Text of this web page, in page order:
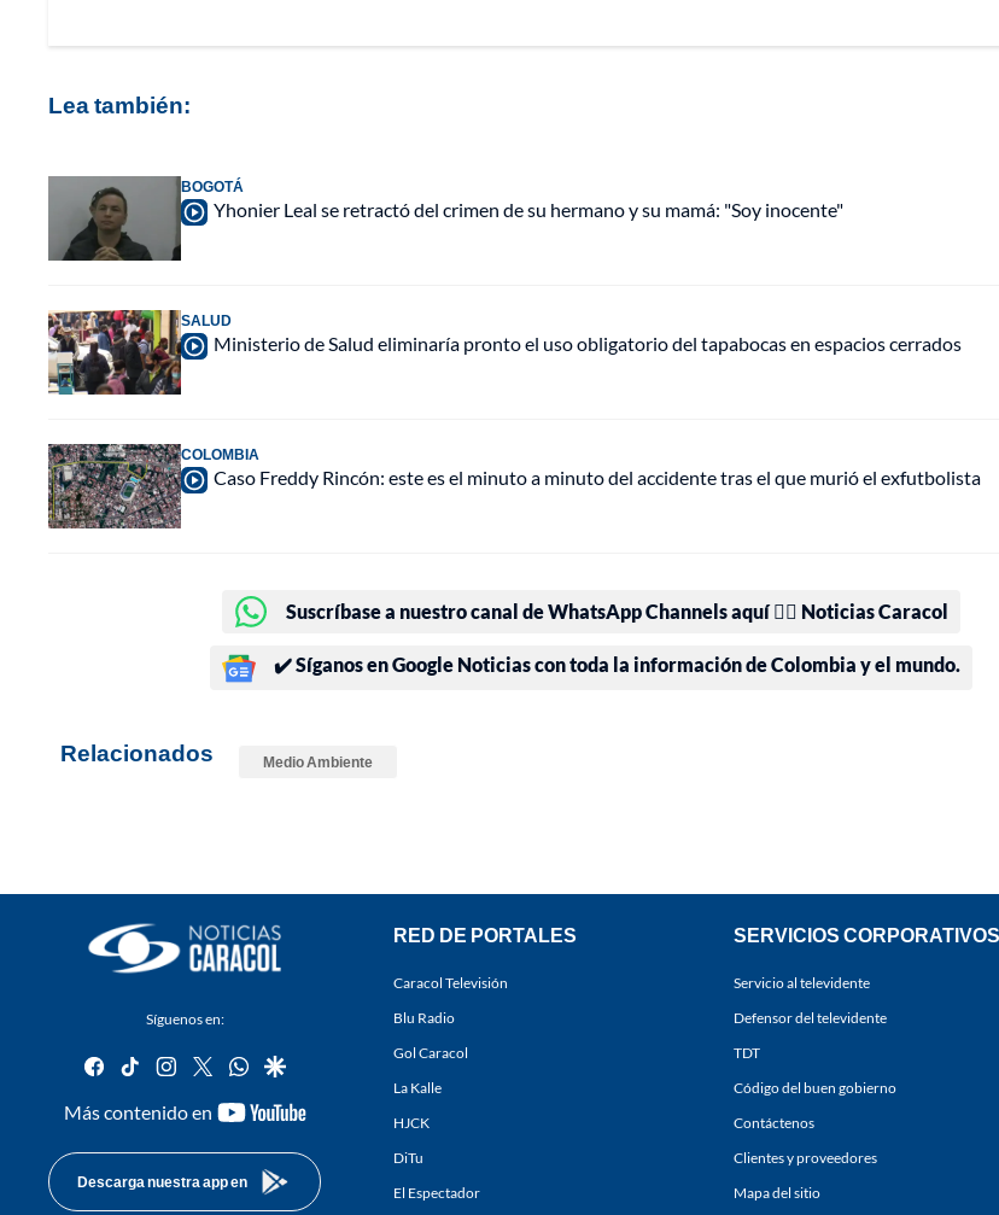
Lea también:
BOGOTÁ
Yhonier Leal se retractó del crimen de su hermano y su mamá: "Soy inocente"
SALUD
Ministerio de Salud eliminaría pronto el uso obligatorio del tapabocas en espacios cerrados
COLOMBIA
Caso Freddy Rincón: este es el minuto a minuto del accidente tras el que murió el exfutbolista
Suscríbase a nuestro canal de WhatsApp Channels aquí 👉🏻 Noticias Caracol
✔️ Síganos en Google Noticias con toda la información de Colombia y el mundo.
Relacionados Medio Ambiente
Síguenos en:
facebook
tiktok instagram
twitterwhatsapp
google
Más contenido en
youtube-
Descarga nuestra app en
RED DE PORTALES
Caracol Televisión
Blu Radio
Gol Caracol
La Kalle
HJCK
DiTu
El Espectador
SERVICIOS CORPORATIVOS
Servicio al televidente
Defensor del televidente
TDT
Código del buen gobierno
Contáctenos
Clientes y proveedores
Mapa del sitio